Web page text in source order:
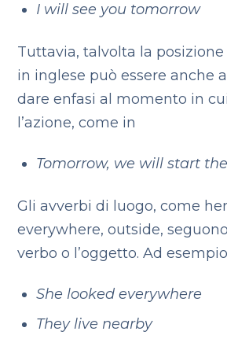
I will see you tomorrow
Tuttavia, talvolta la
in inglese può essere anche
dare enfasi al momento in
l’azione, come in
Tomorrow, we will start
Gli avverbi di luogo, come
everywhere, outside,
verbo o l’oggetto. Ad
She looked everywhere
They live nearby